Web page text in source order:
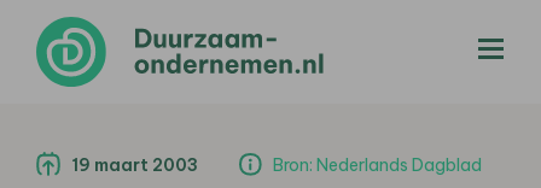
19 maart 2003 Bron: Nederlands Dagblad